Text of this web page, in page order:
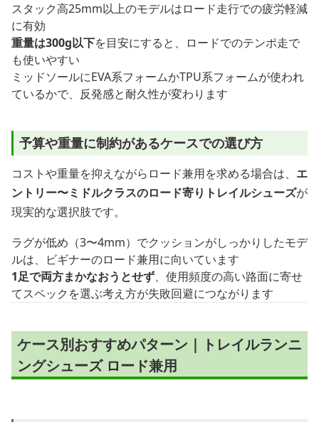
スタック高25mm以上のモデルはロード走行での疲労軽減
に有効
重量は300g以下を目安にすると、ロードでのテンポ走で
も使いやすい
ミッドソールにEVA系フォームかTPU系フォームが使われ
ているかで、反発感と耐久性が変わります
予算や重量に制約があるケースでの選び方
コストや重量を抑えながらロード兼用を求める場合は、 エ
ントリー〜ミドルクラスのロード寄りトレイルシューズが
現実的な選択肢です。
ラグが低め（3〜4mm）でクッションがしっかりしたモデ
ルは、ビギナーのロード兼用に向いています
1足で両方まかなおうとせず、使用頻度の高い路面に寄せ
てスペックを選ぶ考え方が失敗回避につながります
ケース別おすすめパターン｜トレイルランニ
ングシューズ ロード兼用